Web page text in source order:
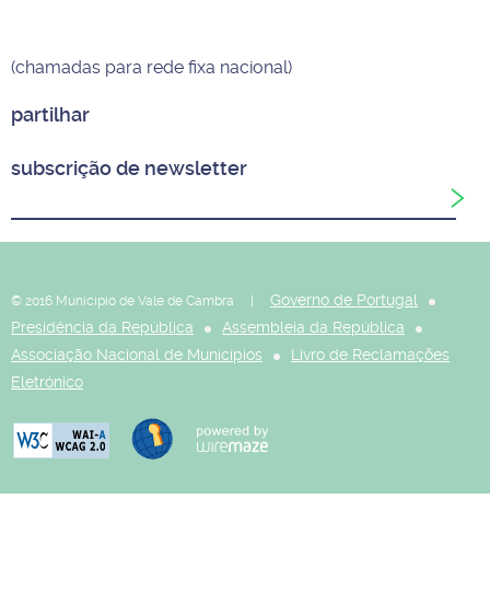
(chamadas para rede fixa nacional)
partilhar
subscrição de newsletter
© 2016 Município de Vale de Cambra |
Governo de Portugal
Presidência da República
Assembleia da República
Associação Nacional de Municípios
Livro de Reclamações
Eletrónico